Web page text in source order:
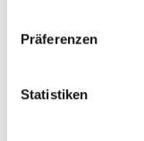
Präferenzen
Statistiken